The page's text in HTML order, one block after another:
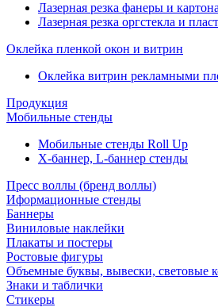
Лазерная резка фанеры и картона
Лазерная резка оргстекла и
Оклейка пленкой окон и витрин
Оклейка витрин рекламными
Продукция
Мобильные стенды
Мобильные стенды Roll Up
Х-баннер, L-баннер стенды
Пресс воллы (бренд воллы)
Иформационные стенды
Баннеры
Виниловые наклейки
Плакаты и постеры
Ростовые фигуры
Объемные буквы, вывески, световые
Знаки и таблички
Стикеры